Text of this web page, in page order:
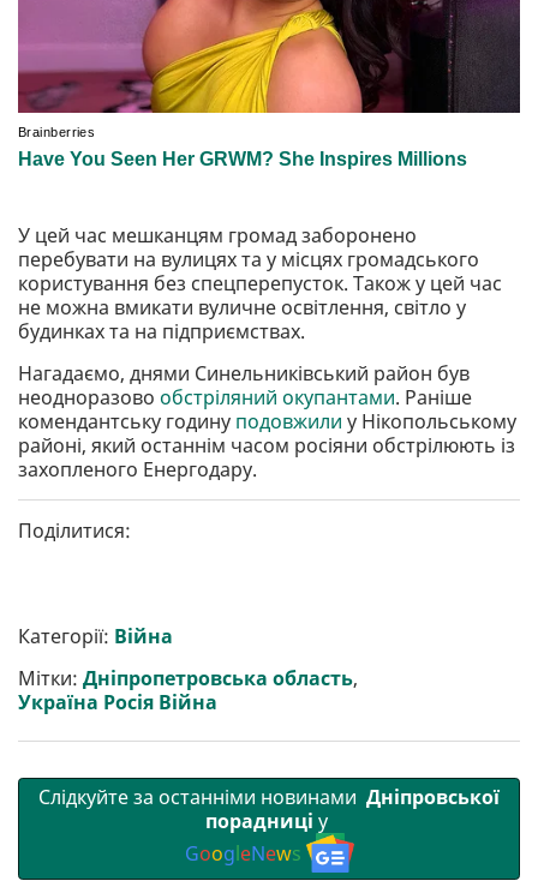
У цей час мешканцям громад заборонено
перебувати на вулицях та у місцях громадського
користування без спецперепусток. Також у цей час
не можна вмикати вуличне освітлення, світло у
будинках та на підприємствах.
Нагадаємо, днями Синельниківський район був
неодноразово обстріляний окупантами. Раніше
комендантську годину подовжили у Нікопольському
районі, який останнім часом росіяни обстрілюють із
захопленого Енергодару.
Поділитися:
Категорії: Війна
Мітки: Дніпропетровська область,
Україна Росія Війна
Слідкуйте за останніми новинами Дніпровської
порадниці у
GoogleNews